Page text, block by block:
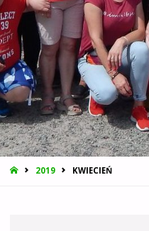
STRONA
2019 KWIECIEŃ